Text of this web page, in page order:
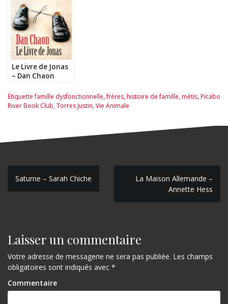
Le Livre de Jonas
– Dan Chaon
Étiquettefamille dysfonctionnelle,frères,histoire de famille,métis,Picabo
River Book Club,Torres Justin,Vie Animale
N
i
g
a
t
Saturne – Sarah Chiche
La Maison Allemande –
Annette Hess
Laisser un commentaire
Votre adresse de messagerie ne sera pas publiée. Les champs
obligatoires sont indiqués avec *
Commentaire